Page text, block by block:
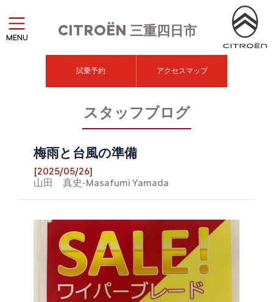
CITROËN 三重四日市
MENU
試乗予約 アクセスマップ
スタッフブログ
梅雨と台風の準備
[2025/05/26]
山田 真史-Masafumi Yamada